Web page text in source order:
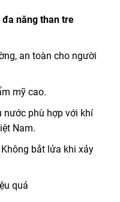
năng than tre
an toàn cho người
mỹ cao.
nước phù hợp với khí
Nam.
bắt lửa khi xảy
quả